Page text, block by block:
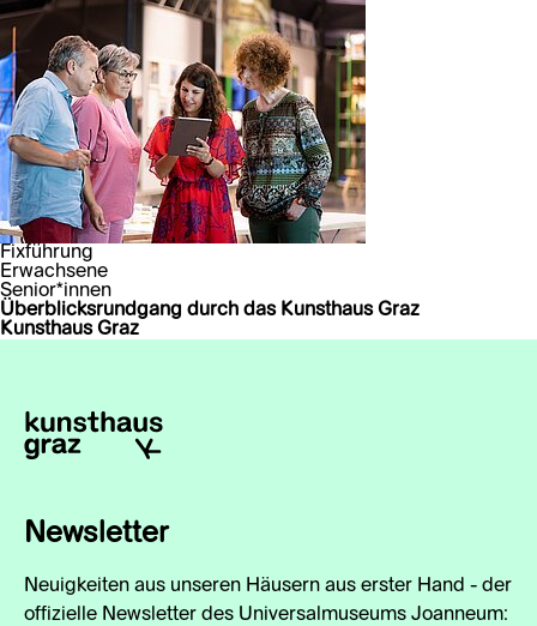
Fixführung
Erwachsene
Senior*innen
Überblicksrundgang durch das Kunsthaus Graz
Kunsthaus Graz
Newsletter
Neuigkeiten aus unseren Häusern aus erster Hand - der
offizielle Newsletter des Universalmuseums Joanneum: